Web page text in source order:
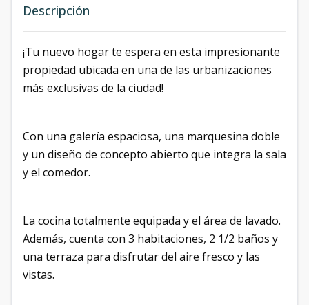
Descripción
¡Tu nuevo hogar te espera en esta impresionante
propiedad ubicada en una de las urbanizaciones
más exclusivas de la ciudad!
Con una galería espaciosa, una marquesina doble
y un diseño de concepto abierto que integra la sala
y el comedor.
La cocina totalmente equipada y el área de lavado.
Además, cuenta con 3 habitaciones, 2 1/2 baños y
una terraza para disfrutar del aire fresco y las
vistas.